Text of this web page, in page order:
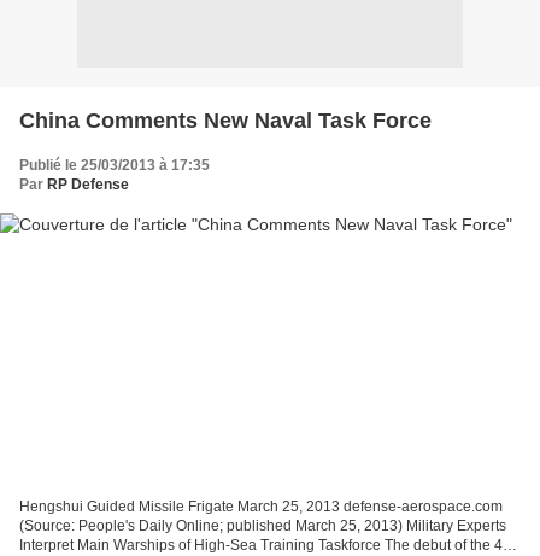
China Comments New Naval Task Force
Publié le 25/03/2013 à 17:35
Par RP Defense
Hengshui Guided Missile Frigate March 25, 2013 defense-aerospace.com
(Source: People's Daily Online; published March 25, 2013) Military Experts
Interpret Main Warships of High-Sea Training Taskforce The debut of the 4